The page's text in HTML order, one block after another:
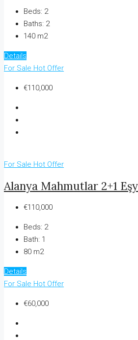
Beds: 2
Baths: 2
140 m2
Details
For Sale Hot Offer
€110,000
For Sale Hot Offer
Alanya Mahmutlar 2+1
€110,000
Beds: 2
Bath: 1
80 m2
Details
For Sale Hot Offer
€60,000